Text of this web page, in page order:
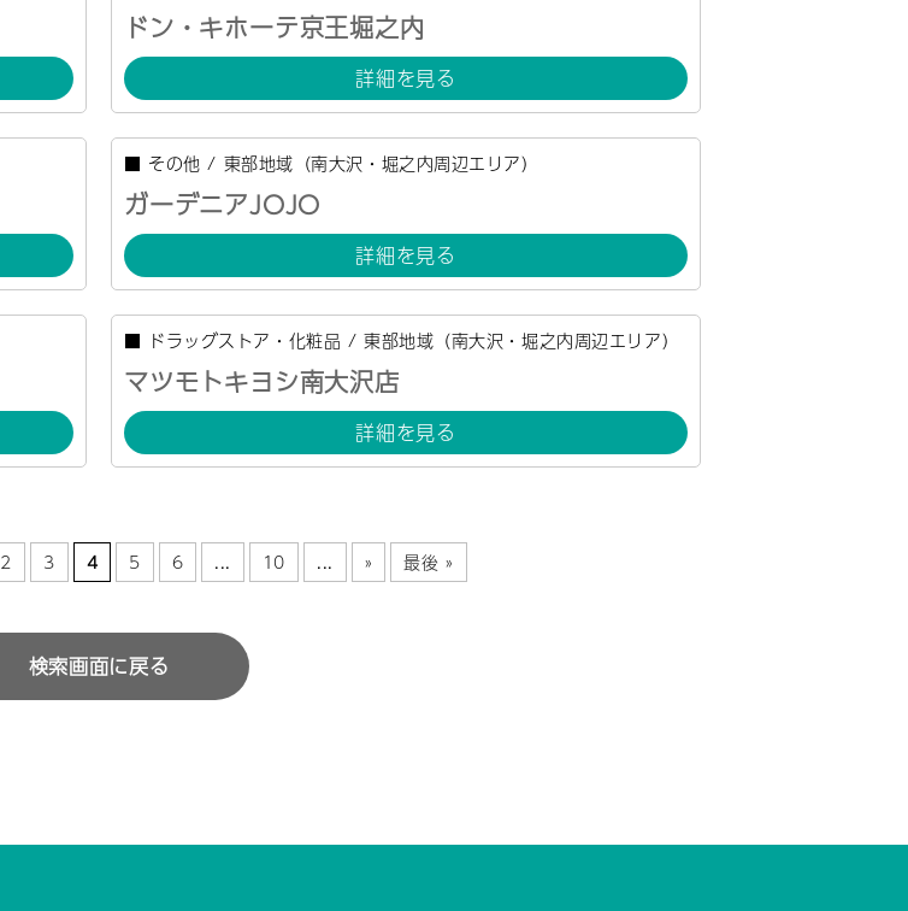
ドン・キホーテ京王堀之内
詳細を見る
■ その他 / 東部地域（南大沢・堀之内周辺エリア）
ガーデニアJOJO
詳細を見る
■ ドラッグストア・化粧品 / 東部地域（南大沢・堀之内周辺エリア）
マツモトキヨシ南大沢店
詳細を見る
2 3 4 5 6 ... 10 ... » 最後 »
検索画面に戻る